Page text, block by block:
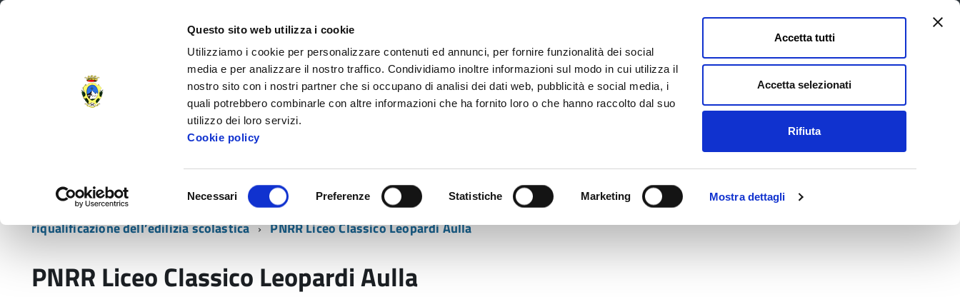
Questo sito web utilizza i cookie
Utilizziamo i cookie per personalizzare contenuti ed annunci, per fornire funzionalità dei social
media e per analizzare il nostro traffico. Condividiamo inoltre informazioni sul modo in cui utilizza il
nostro sito con i nostri partner che si occupano di analisi dei dati web, pubblicità e social media, i
quali potrebbero combinarle con altre informazioni che ha fornito loro o che hanno raccolto dal suo
utilizzo dei loro servizi.
Cookie policy
Necessari Preferenze Statistiche Marketing Mostra dettagli
Accetta tutti
Accetta selezionati
Rifiuta
Provincia di Massa‑Carrara
Seguici su Pagina
Settori e uffici Servizi e Documenti
La Provincia e il territorio
Governo dell’Ente Attuazione Misure PNRR M4C1 Investimento 3.3 Piano di messa in sicurezza e
riqualificazione dell’edilizia scolastica PNRR Liceo Classico Leopardi Aulla
PNRR Liceo Classico Leopardi Aulla